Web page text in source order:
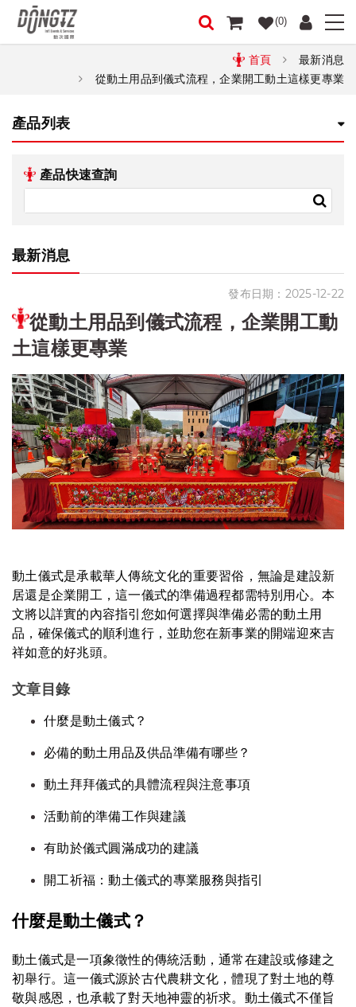
(0)
首頁
最新消息
從動土用品到儀式流程，企業開工動土這樣更專業
產品列表
產品快速查詢
最新消息
發布日期：2025-12-22
從動土用品到儀式流程，企業開工動
土這樣更專業
動土儀式是承載華人傳統文化的重要習俗，無論是建設新
居還是企業開工，這一儀式的準備過程都需特別用心。本
文將以詳實的內容指引您如何選擇與準備必需的動土用
品，確保儀式的順利進行，並助您在新事業的開端迎來吉
祥如意的好兆頭。
文章目錄
什麼是動土儀式？
必備的動土用品及供品準備有哪些？
動土拜拜儀式的具體流程與注意事項
活動前的準備工作與建議
有助於儀式圓滿成功的建議
開工祈福：動土儀式的專業服務與指引
什麼是動土儀式？
動土儀式是一項象徵性的傳統活動，通常在建設或修建之
初舉行。這一儀式源於古代農耕文化，體現了對土地的尊
敬與感恩，也承載了對天地神靈的祈求。動土儀式不僅旨